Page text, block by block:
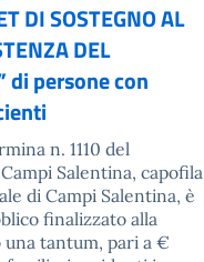
DI SOSTEGNO AL
DEL
di persone con
n. 1110 del
Salentina, capofila
di Campi Salentina, è
finalizzato alla
tantum, pari a €